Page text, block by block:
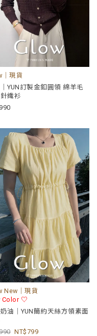
｜現貨
YUN訂製金釦圓領 綿羊毛
織衫
990
New｜現貨
Color ♡
油｜YUN簡約天絲方領素面
799